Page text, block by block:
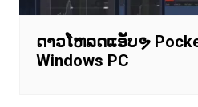
ດາວໂຫລດແອັບຯ
Windows PC